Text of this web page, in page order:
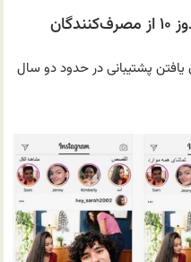
مایکروسافت برای پشتیبانی ویندوز ۱۰ از مصرف‌کنندگان
۱۰ را پس از پایان یافتن پشتیبانی در حدود دو سال